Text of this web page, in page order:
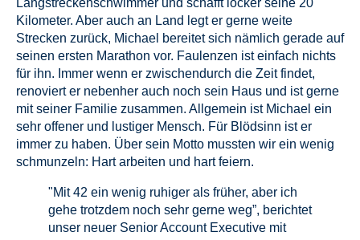
Kilometer. Aber auch an Land legt er gerne weite
Strecken zurück, Michael bereitet sich nämlich gerade auf
seinen ersten Marathon vor. Faulenzen ist einfach nichts
für ihn. Immer wenn er zwischendurch die Zeit findet,
renoviert er nebenher auch noch sein Haus und ist gerne
mit seiner Familie zusammen. Allgemein ist Michael ein
sehr offener und lustiger Mensch. Für Blödsinn ist er
immer zu haben. Über sein Motto mussten wir ein wenig
schmunzeln: Hart arbeiten und hart feiern.
"Mit 42 ein wenig ruhiger als früher, aber ich
gehe trotzdem noch sehr gerne weg”, berichtet
unser neuer Senior Account Executive mit